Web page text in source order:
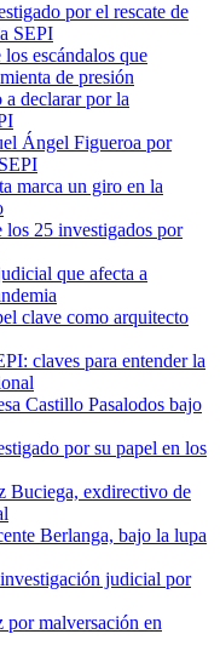
por el rescate de
SEPI
escándalos que
de presión
declarar por la
Ángel Figueroa por
marca un giro en la
25 investigados por
que afecta a
clave como arquitecto
claves para entender la
Castillo Pasalodos bajo
por su papel en los
Buciega, exdirectivo de
Berlanga, bajo la lupa
judicial por
por malversación en